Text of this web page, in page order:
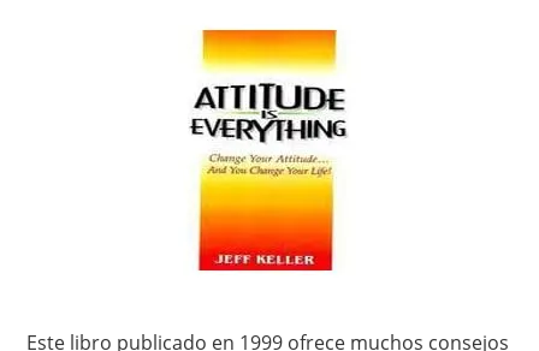
Este libro publicado en 1999 ofrece muchos consejos